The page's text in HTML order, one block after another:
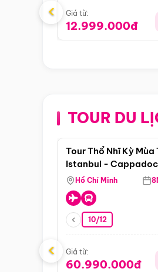
Giá từ:
12.999.000đ
‹
TOUR DU
Tour Thổ Nhĩ Kỳ Mùa
Istanbul -
Pamukkale
Hồ Chí Minh
10/12
Giá từ:
60.990.000đ
‹